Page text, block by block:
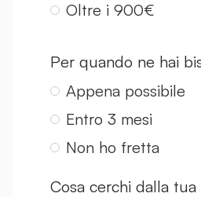
Oltre i 900€
Per quando ne hai
Appena possibile
Entro 3 mesi
Non ho fretta
Cosa cerchi dalla tua